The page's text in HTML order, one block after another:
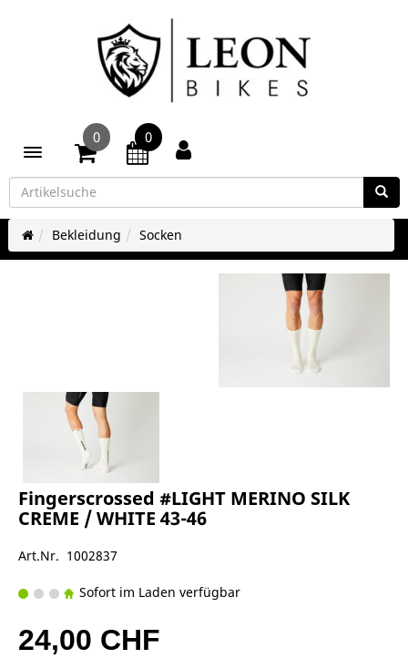
Toggle navigation
0 0
Bekleidung Socken
Fingerscrossed #LIGHT MERINO SILK
CREME / WHITE 43-46
Art.Nr. 1002837
Sofort im Laden verfügbar
24,00 CHF